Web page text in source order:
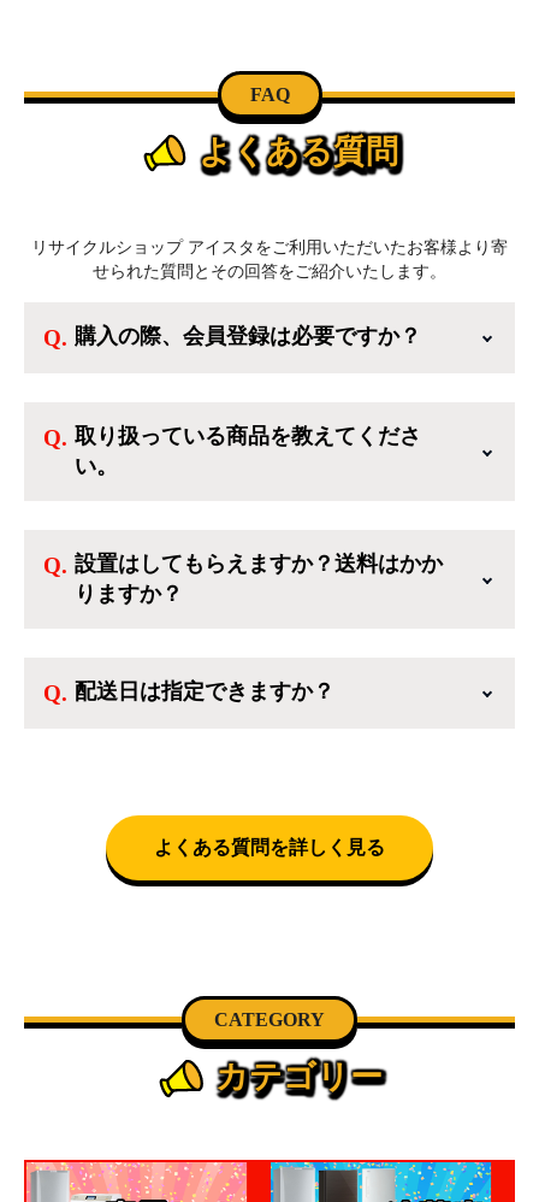
FAQ
よくある質問
リサイクルショップ アイスタをご利用いただいたお客様より寄
せられた質問とその回答をご紹介いたします。
購入の際、会員登録は必要ですか？
も出来ます。一方、登録しなくてもカートに商
品を入れた後、ログインせずに「ゲスト購入」
取り扱っている商品を教えてくださ
い。
のような新生活を応援するような家電セットか
ら、季節・空調家電、調理家電、生活家電ま
設置はしてもらえますか？送料はかか
りますか？
京・埼玉・神奈川・千葉)において自社配送を選
配送日は指定できますか？
合、弊社よりお電話にて日時決定に関するご連
絡をさせて頂きます。
よくある質問を詳しく見る
CATEGORY
カテゴリー